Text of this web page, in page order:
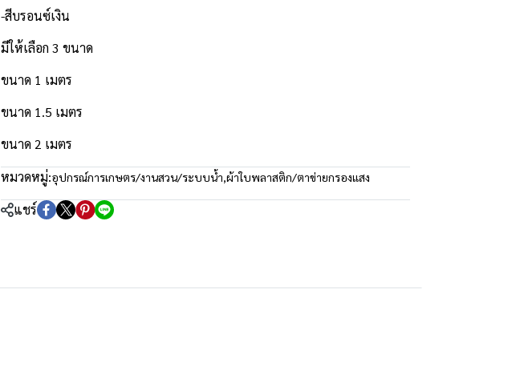
-สีบรอนซ์เงิน
มีให้เลือก 3 ขนาด
ขนาด 1 เมตร
ขนาด 1.5 เมตร
ขนาด 2 เมตร
หมวดหมู่:อุปกรณ์การเกษตร/งานสวน/ระบบน้ำ,ผ้าใบพลาสติก/ตาข่ายกรองแสง
แชร์